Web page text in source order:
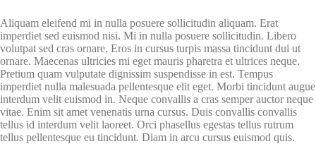
Aliquam eleifend mi in nulla posuere sollicitudin aliquam. Erat
imperdiet sed euismod nisi. Mi in nulla posuere sollicitudin. Libero
volutpat sed cras ornare. Eros in cursus turpis massa tincidunt dui ut
ornare. Maecenas ultricies mi eget mauris pharetra et ultrices neque.
Pretium quam vulputate dignissim suspendisse in est. Tempus
imperdiet nulla malesuada pellentesque elit eget. Morbi tincidunt augue
interdum velit euismod in. Neque convallis a cras semper auctor neque
vitae. Enim sit amet venenatis urna cursus. Duis convallis convallis
tellus id interdum velit laoreet. Orci phasellus egestas tellus rutrum
tellus pellentesque eu tincidunt. Diam in arcu cursus euismod quis.